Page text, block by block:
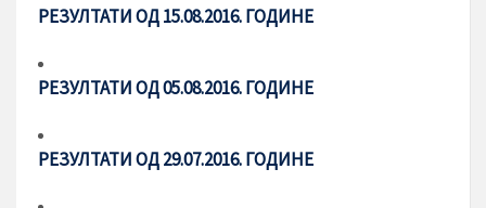
РЕЗУЛТАТИ ОД 15.08.2016. ГОДИНЕ
РЕЗУЛТАТИ ОД 05.08.2016. ГОДИНЕ
РЕЗУЛТАТИ ОД 29.07.2016. ГОДИНЕ